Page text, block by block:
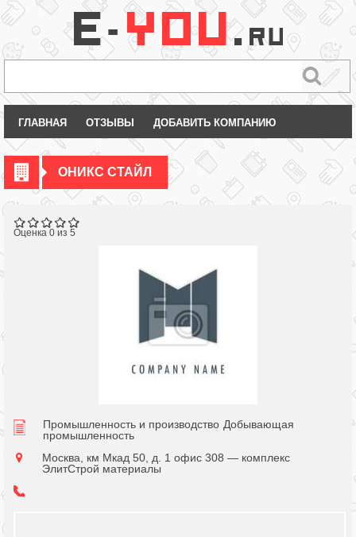
ГЛАВНАЯ ОТЗЫВЫ ДОБАВИТЬ КОМПАНИЮ
ОНИКС СТАЙЛ
Оценка 0 из 5
Промышленность и производство Добывающая
промышленность
Москва, км Мкад 50, д. 1 офис 308 — комплекс
ЭлитСтрой материалы